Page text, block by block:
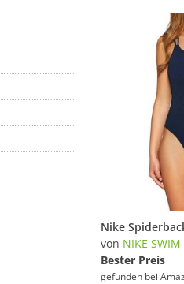
von NIKE SWIM
Bester Preis
gefunden bei